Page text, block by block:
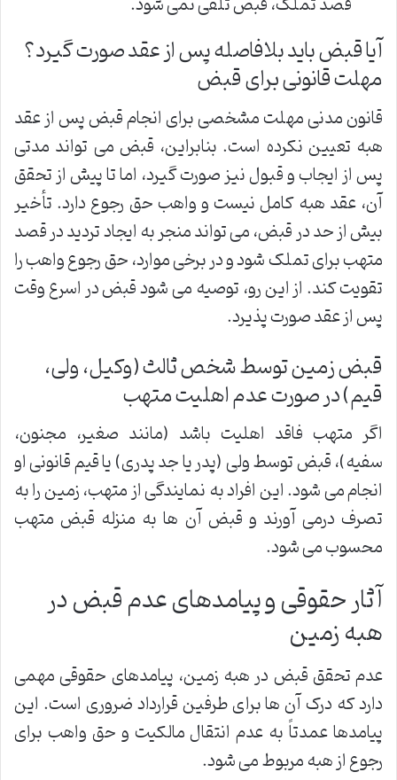
آیا قبض باید بلافاصله پس از عقد صورت گیرد؟
مهلت قانونی برای قبض
قانون مدنی مهلت مشخصی برای انجام قبض پس از عقد
هبه تعیین نکرده است. بنابراین، قبض می تواند مدتی
پس از ایجاب و قبول نیز صورت گیرد، اما تا پیش از تحقق
آن، عقد هبه کامل نیست و واهب حق رجوع دارد. تأخیر
بیش از حد در قبض، می تواند منجر به ایجاد تردید در قصد
متهب برای تملک شود و در برخی موارد، حق رجوع واهب را
تقویت کند. از این رو، توصیه می شود قبض در اسرع وقت
پس از عقد صورت پذیرد.
قبض زمین توسط شخص ثالث (وکیل، ولی،
قیم) در صورت عدم اهلیت متهب
اگر متهب فاقد اهلیت باشد (مانند صغیر، مجنون،
سفیه)، قبض توسط ولی (پدر یا جد پدری) یا قیم قانونی او
انجام می شود. این افراد به نمایندگی از متهب، زمین را به
تصرف درمی آورند و قبض آن ها به منزله قبض متهب
محسوب می شود.
آثار حقوقی و پیامدهای عدم قبض در
هبه زمین
عدم تحقق قبض در هبه زمین، پیامدهای حقوقی مهمی
دارد که درک آن ها برای طرفین قرارداد ضروری است. این
پیامدها عمدتاً به عدم انتقال مالکیت و حق واهب برای
رجوع از هبه مربوط می شود.